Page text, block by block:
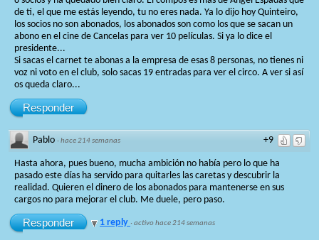
de ti, el que me estás leyendo, tu no eres nada. Ya lo dijo hoy Quinteiro,
los socios no son abonados, los abonados son como los que se sacan un
abono en el cine de Cancelas para ver 10 películas. Si ya lo dice el
presidente...
Si sacas el carnet te abonas a la empresa de esas 8 personas, no tienes ni
voz ni voto en el club, solo sacas 19 entradas para ver el circo. A ver si así
os queda claro...
Responder
+9
Pablo ·hace 214 semanas
Hasta ahora, pues bueno, mucha ambición no había pero lo que ha
pasado este días ha servido para quitarles las caretas y descubrir la
realidad. Quieren el dinero de los abonados para mantenerse en sus
cargos no para mejorar el club. Me duele, pero paso.
Responder 1 reply ·activo hace 214 semanas